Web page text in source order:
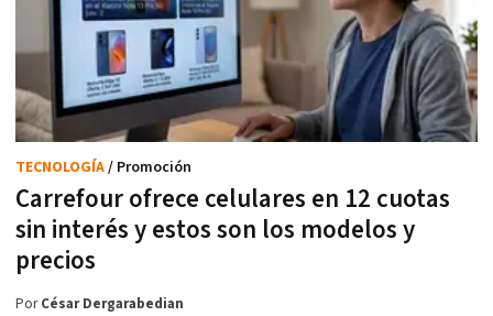
Carrefour ofrece celulares en 12 cuotas
sin interés y estos son los modelos y
precios
TECNOLOGÍA/ Promoción
PorCésar Dergarabedian